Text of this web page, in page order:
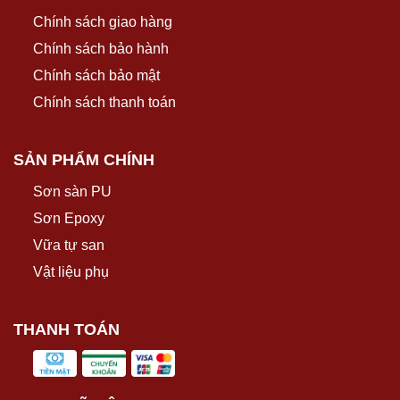
Tham khảo Bảng Dữ liệu An toàn (SDS) để biết chi tiết về bảo
quản, vận chuyển và xử lý sản phẩm. VOC tối đa < 500 g/l
Chính sách giao hàng
Chính sách bảo hành
Chính sách bảo mật
Chính sách thanh toán
SẢN PHẨM CHÍNH
Sơn sàn PU
Sơn Epoxy
Vữa tự san
Vật liệu phụ
THANH TOÁN